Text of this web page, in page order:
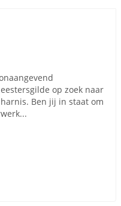
op zoek naar
Ben jij in staat om